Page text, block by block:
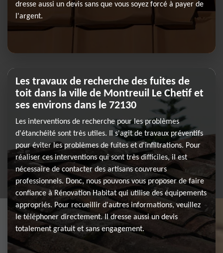
dresse aussi un devis sans que vous soyez forcé à payer de
l'argent.
Les travaux de recherche des fuites de
toit dans la ville de Montreuil Le Chetif et
ses environs dans le 72130
Les interventions de recherche pour les problèmes
d'étanchéité sont très utiles. Il s'agit de travaux préventifs
pour éviter les problèmes de fuites et d'infiltrations. Pour
réaliser ces interventions qui sont très difficiles, il est
nécessaire de contacter des artisans couvreurs
professionnels. Donc, nous pouvons vous proposer de faire
confiance à Rénovation Habitat qui utilise des équipements
appropriés. Pour recueillir d'autres informations, veuillez
le téléphoner directement. Il dresse aussi un devis
totalement gratuit et sans engagement.